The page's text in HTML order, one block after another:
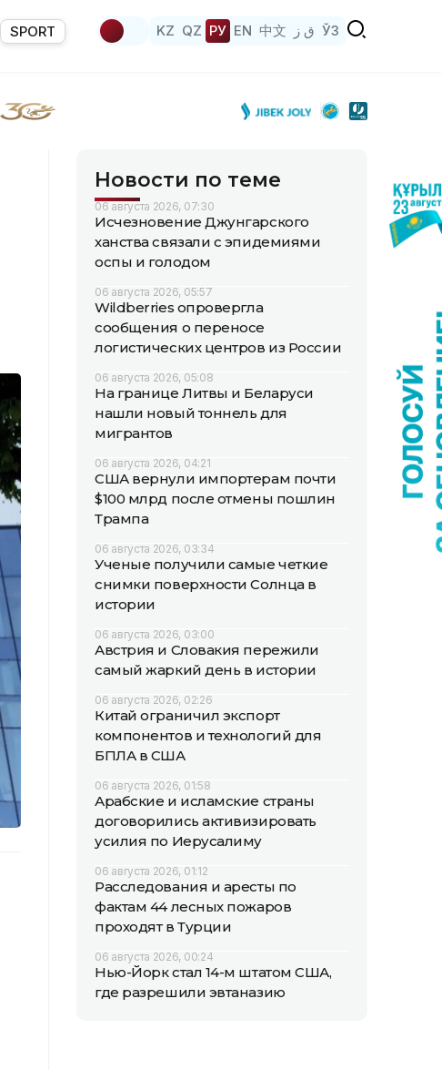
SPORT KZ QZ РУ EN 中文 ق ز ЎЗ
Новости по теме
06 августа 2026, 07:30
Исчезновение Джунгарского
ханства связали с эпидемиями
оспы и голодом
06 августа 2026, 05:57
Wildberries опровергла
сообщения о переносе
логистических центров из России
06 августа 2026, 05:08
На границе Литвы и Беларуси
нашли новый тоннель для
мигрантов
06 августа 2026, 04:21
США вернули импортерам почти
$100 млрд после отмены пошлин
Трампа
06 августа 2026, 03:34
Ученые получили самые четкие
снимки поверхности Солнца в
истории
06 августа 2026, 03:00
Австрия и Словакия пережили
самый жаркий день в истории
06 августа 2026, 02:26
Китай ограничил экспорт
компонентов и технологий для
БПЛА в США
06 августа 2026, 01:58
Арабские и исламские страны
договорились активизировать
усилия по Иерусалиму
06 августа 2026, 01:12
Расследования и аресты по
фактам 44 лесных пожаров
проходят в Турции
06 августа 2026, 00:24
Нью-Йорк стал 14-м штатом США,
где разрешили эвтаназию